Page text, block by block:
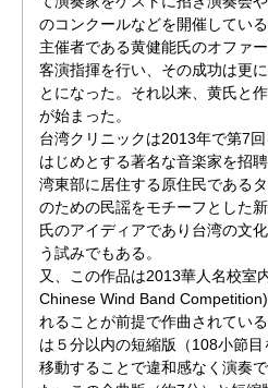
のコンクールなどを開催してい
主催者である黄健能氏のオファ
客演指揮を行い、その成功は更
とになった。それ以来、黄氏と
が始まった。
台湾クリニックは2013年で第7
はじめとする著名な音楽家を招
湾東部に居住する原住民である
のための民謡をモチーフとした
氏のアイディアであり台湾の文
う試みでもある。
又、この作品は2013華人名校室
Chinese Wind Band
れることが前提で作曲されてい
は５分以内の短縮版（108小節
移動することで違和感なく演奏